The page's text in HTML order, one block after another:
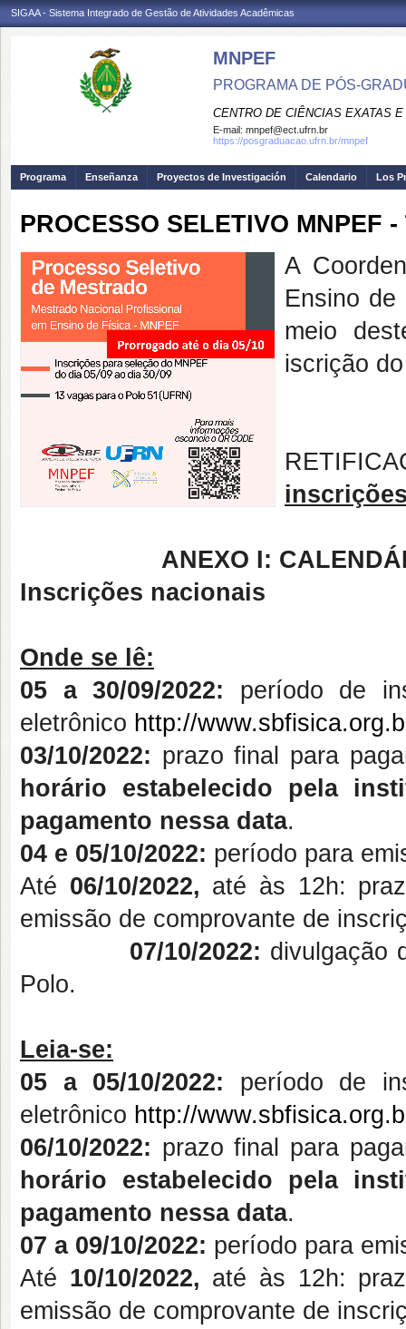
SIGAA - Sistema Integrado de Gestão de Atividades Acadêmicas
MNPEF
PROGRAMA DE PÓS-
CENTRO DE CIÊNCIAS EXATAS
E-mail: mnpef@ect.ufrn.br
https://posgraduacao.ufrn.br/mnpef
Programa Enseñanza Proyectos de Investigación Calendario Los
PROCESSO SELETIVO MNPEF
A
Ensino
meio
iscrição
ANEXO I:
Inscrições nacionais
Onde se lê:
05 a 30/09/2022: período de
eletrônico http://
03/10/2022: prazo final para
horário estabelecido pela
pagamento nessa data.
04 e 05/10/2022: período para
Até 06/10/2022, até às 12h:
emissão de comprovante de
07/10/2022: divulgação
Polo.
Leia-se:
05 a 05/10/2022: período de
eletrônico http://
06/10/2022: prazo final para
horário estabelecido pela
pagamento nessa data.
07 a 09/10/2022: período para
Até 10/10/2022, até às 12h:
emissão de comprovante de